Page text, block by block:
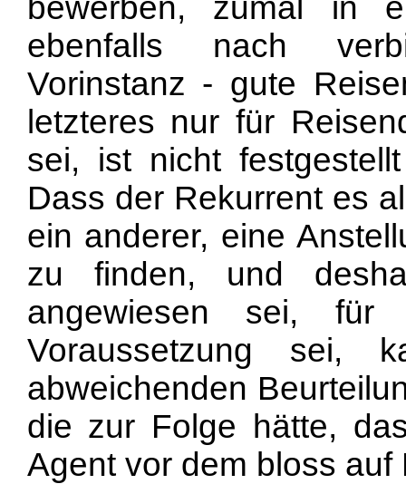
bewerben, zumal in
ebenfalls nach
Vorinstanz - gute
letzteres nur für
sei, ist nicht
Dass der Rekurrent es
ein anderer, eine
zu finden, und
angewiesen sei,
Voraussetzung sei,
abweichenden
die zur Folge hätte,
Agent vor dem bloss